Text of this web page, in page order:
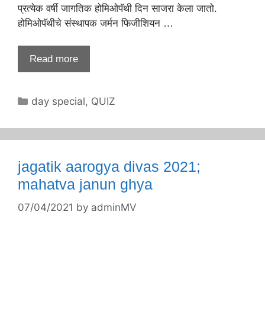
प्रत्येक वर्षी जागतिक होमिओपॅथी दिन साजरा केला जातो.
होमिओपॅथीचे संस्थापक जर्मन फिजीशियन …
Read more
Categories
day special, QUIZ
jagatik aarogya divas 2021;
mahatva janun ghya
07/04/2021 by adminMV